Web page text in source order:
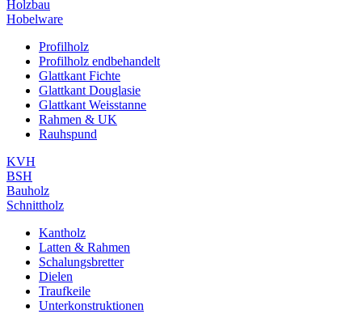
Holzbau
Hobelware
Profilholz
Profilholz endbehandelt
Glattkant Fichte
Glattkant Douglasie
Glattkant Weisstanne
Rahmen & UK
Rauhspund
KVH
BSH
Bauholz
Schnittholz
Kantholz
Latten & Rahmen
Schalungsbretter
Dielen
Traufkeile
Unterkonstruktionen